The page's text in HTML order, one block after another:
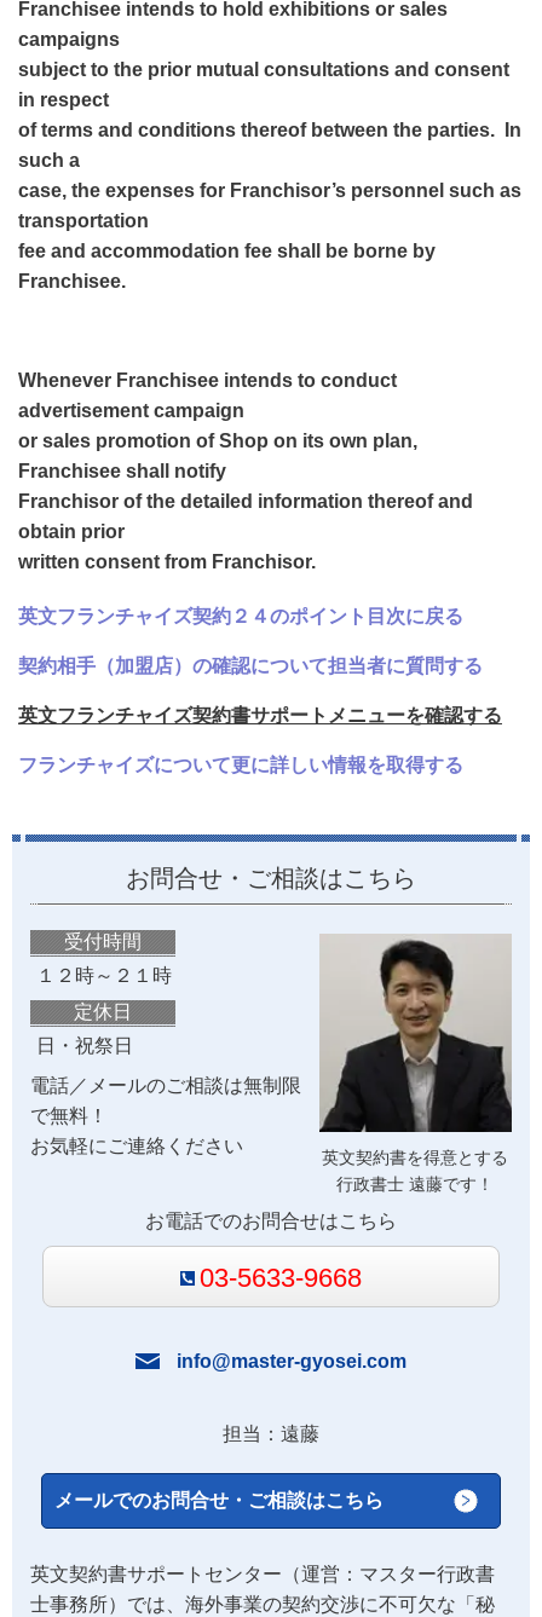
Franchisee intends to hold exhibitions or sales
campaigns
subject to the prior mutual consultations and consent
in respect
of terms and conditions thereof between the parties. In
such a
case, the expenses for Franchisor’s personnel such as
transportation
fee and accommodation fee shall be borne by
Franchisee.
Whenever Franchisee intends to conduct
advertisement campaign
or sales promotion of Shop on its own plan,
Franchisee shall notify
Franchisor of the detailed information thereof and
obtain prior
written consent from Franchisor.
英文フランチャイズ契約２４のポイント目次に戻る
契約相手（加盟店）の確認について担当者に質問する
英文フランチャイズ契約書サポートメニューを確認する
フランチャイズについて更に詳しい情報を取得する
お問合せ・ご相談はこちら
英文契約書を得意とする
行政書士 遠藤です！
受付時間
１２時～２１時
定休日
日・祝祭日
電話／メールのご相談は無制限
で無料！
お気軽にご連絡ください
お電話でのお問合せはこちら
03-5633-9668
info@master-gyosei.com
担当：遠藤
メールでのお問合せ・ご相談はこちら
英文契約書サポートセンター（運営：マスター行政書
士事務所）では、海外事業の契約交渉に不可欠な「秘